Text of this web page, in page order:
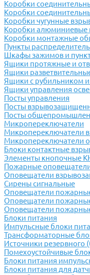
Коробки
Коробки
Коробки чугунные
Коробки
Коробки монтажные
Пункты
Шкафы зажимов и
Ящики протяжные и
Ящики
Ящики с рубильником
Ящики управления
Посты управления
Посты
Посты
Микропереключатели
Микропереключатели
Микропереключатели
Блоки контактные
Элементы кнопочные
Пожарные
Оповещатели
Сирены сигнальные
Оповещатели
Оповещатели
Оповещатели
Блоки питания
Импульсные блоки
Трансформаторные
Источники резервного
Помехоустойчивые
Блоки питания
Блоки питания для